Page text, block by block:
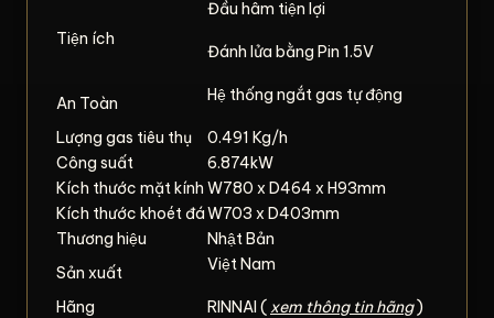
Tiện ích
Đầu hâm tiện lợi
Đánh lửa bằng Pin 1.5V
An Toàn Hệ thống ngắt gas tự động
Lượng gas tiêu thụ
0.491 Kg/h
Công suất
6.874kW
Kích thước mặt kính W780 x D464 x H93mm
Kích thước khoét đáW703 x D403mm
Thương hiệu
Nhật Bản
Sản xuất
Việt Nam
Hãng RINNAI ( xem thông tin hãng)